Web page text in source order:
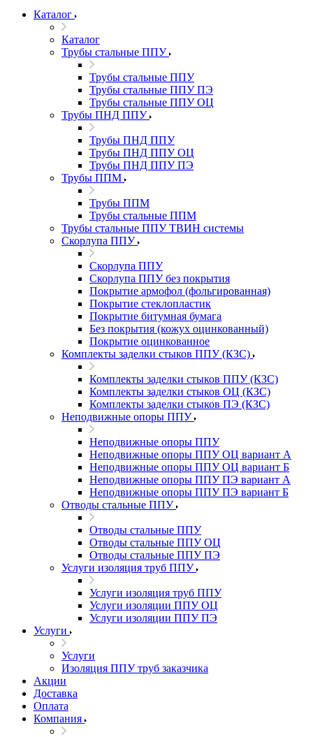
Каталог
Каталог
Трубы стальные ППУ
Трубы стальные ППУ
Трубы стальные ППУ ПЭ
Трубы стальные ППУ ОЦ
Трубы ПНД ППУ
Трубы ПНД ППУ
Трубы ПНД ППУ ОЦ
Трубы ПНД ППУ ПЭ
Трубы ППМ
Трубы ППМ
Трубы стальные ППМ
Трубы стальные ППУ ТВИН системы
Скорлупа ППУ
Скорлупа ППУ
Скорлупа ППУ без покрытия
Покрытие армофол (фольгированная)
Покрытие стеклопластик
Покрытие битумная бумага
Без покрытия (кожух оцинкованный)
Покрытие оцинкованное
Комплекты заделки стыков ППУ (КЗС)
Комплекты заделки стыков ППУ (КЗС)
Комплекты заделки стыков ОЦ (КЗС)
Комплекты заделки стыков ПЭ (КЗС)
Неподвижные опоры ППУ
Неподвижные опоры ППУ
Неподвижные опоры ППУ ОЦ вариант А
Неподвижные опоры ППУ ОЦ вариант Б
Неподвижные опоры ППУ ПЭ вариант А
Неподвижные опоры ППУ ПЭ вариант Б
Отводы стальные ППУ
Отводы стальные ППУ
Отводы стальные ППУ ОЦ
Отводы стальные ППУ ПЭ
Услуги изоляция труб ППУ
Услуги изоляция труб ППУ
Услуги изоляции ППУ ОЦ
Услуги изоляции ППУ ПЭ
Услуги
Услуги
Изоляция ППУ труб заказчика
Акции
Доставка
Оплата
Компания